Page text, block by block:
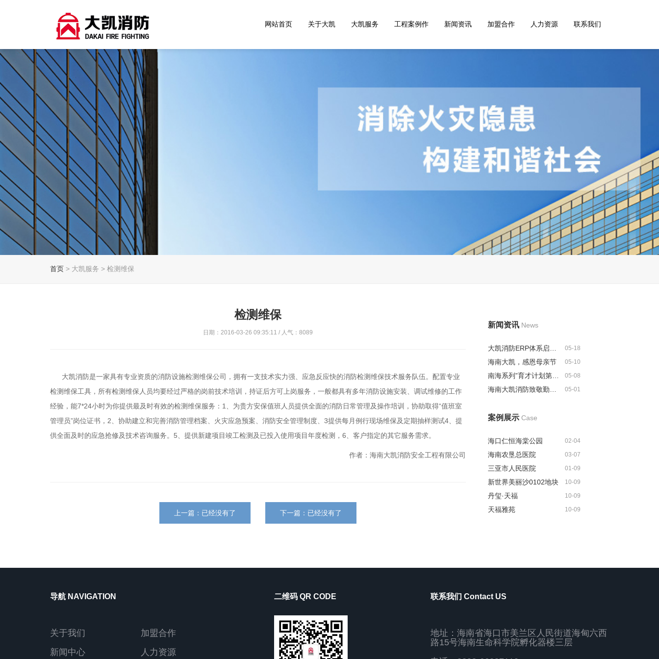
网站首页 关于大凯 大凯服务 工程案例作 新闻资讯 加盟合作 人力资源 联系我们
首页 > 大凯服务 > 检测维保
检测维保
日期：2016-03-26 09:35:11 / 人气：8089
大凯消防是一家具有专业资质的消防设施检测维保公司，拥有一支技术实力强、应急反应快的消防检测维保技术服务队伍。配置专业
检测维保工具，所有检测维保人员均要经过严格的岗前技术培训，持证后方可上岗服务，一般都具有多年消防设施安装、调试维修的工作
经验，能7*24小时为你提供最及时有效的检测维保服务：1、为贵方安保值班人员提供全面的消防日常管理及操作培训，协助取得“值班室
管理员”岗位证书，2、协助建立和完善消防管理档案、火灾应急预案、消防安全管理制度、3提供每月例行现场维保及定期抽样测试4、提
供全面及时的应急抢修及技术咨询服务。5、提供新建项目竣工检测及已投入使用项目年度检测，6、客户指定的其它服务需求。
作者：海南大凯消防安全工程有限公司
上一篇：已经没有了 下一篇：已经没有了
新闻资讯 News
05-18
海南大凯，感恩母亲节 05-10
南海系列”育才计划第二批人选名... 05-08
05-01
案例展示 Case
海口仁恒海棠公园 02-04
海南农垦总医院 03-07
三亚市人民医院 01-09
新世界美丽沙0102地块 10-09
丹玺·天福 10-09
天福雅苑 10-09
导航 NAVIGATION
关于我们
加盟合作
新闻中心
人力资源
二维码 QR CODE 联系我们 Contact US
地址：海南省海口市美兰区人民街道海甸六西
路15号海南生命科学院孵化器楼三层